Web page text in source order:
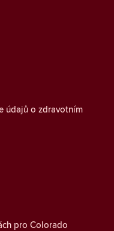
údajů o zdravotním
pro Colorado